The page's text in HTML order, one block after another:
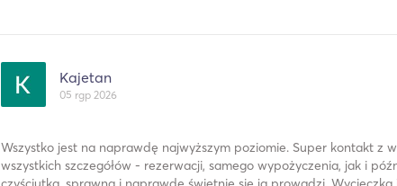
Kajetan
05 rgp 2026
Wszystko jest na naprawdę najwyższym poziomie. Super kontakt z
wszystkich szczegółów - rezerwacji, samego wypożyczenia, jak i